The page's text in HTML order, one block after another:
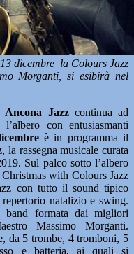
dicembre la Colours Jazz
Morganti, si esibirà nel
Ancona Jazzcontinua ad
con entusiasmanti
è in programma il
, la rassegna musicale curata
Sul palco sotto l’albero
with Colours Jazz
con tutto il sound tipico
natalizio e swing.
formata dai migliori
Massimo Morganti.
da 5 trombe, 4 tromboni, 5
e batteria, ai quali si